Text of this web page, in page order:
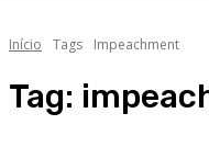
Início Tags Impeachment
Tag: